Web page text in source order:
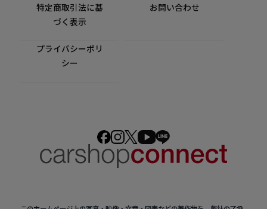
特定商取引法に基
づく表示
お問い合わせ
プライバシーポリ
シー